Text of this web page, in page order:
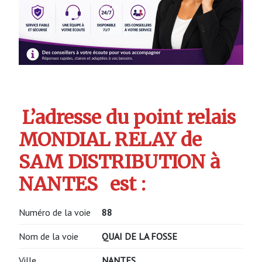
L’adresse du point relais
MONDIAL RELAY de
SAM DISTRIBUTION à
NANTES est :
Numéro de la voie 88
Nom de la voie QUAI DE LA FOSSE